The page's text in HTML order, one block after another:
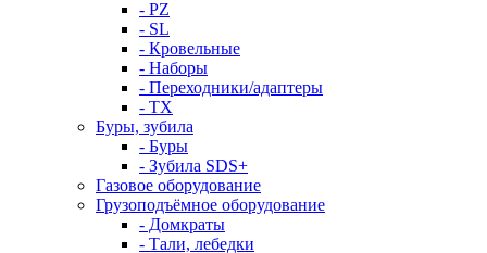
- PZ
- SL
- Кровельные
- Наборы
- Переходники/адаптеры
- ТX
Буры, зубила
- Буры
- Зубила SDS+
Газовое оборудование
Грузоподъёмное оборудование
- Домкраты
- Тали, лебедки